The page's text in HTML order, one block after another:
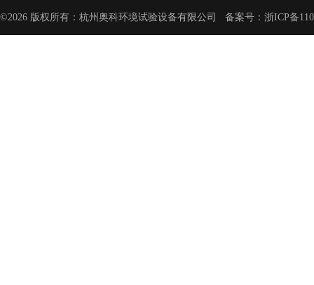
©2026 版权所有：杭州奥科环境试验设备有限公司 备案号： 浙ICP备